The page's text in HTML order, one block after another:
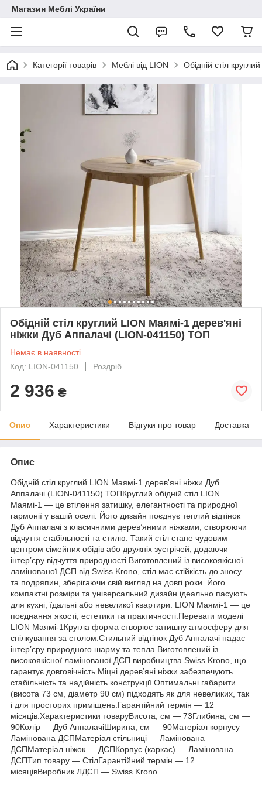
Магазин Меблі України
Категорії товарів Меблі від LION Обідній стіл
Обідній стіл круглий LION Маямі-1 дерев'яні
ніжки Дуб Аппалачі (LION-041150) ТОП
Немає в наявності
Код: LION-041150
Роздріб
2 936 ₴
Опис Характеристики Відгуки про товар Доставка
Опис
Обідній стіл круглий LION Маямі-1 дерев'яні ніжки Дуб
Аппалачі (LION-041150) ТОПКруглий обідній стіл LION
Маямі-1 — це втілення затишку, елегантності та природної
гармонії у вашій оселі. Його дизайн поєднує теплий відтінок
Дуб Аппалачі з класичними дерев’яними ніжками, створюючи
відчуття стабільності та стилю. Такий стіл стане чудовим
центром сімейних обідів або дружніх зустрічей, додаючи
інтер’єру відчуття природності.Виготовлений із високоякісної
ламінованої ДСП від Swiss Krono, стіл має стійкість до зносу
та подряпин, зберігаючи свій вигляд на довгі роки. Його
компактні розміри та універсальний дизайн ідеально пасують
для кухні, їдальні або невеликої квартири. LION Маямі-1 — це
поєднання якості, естетики та практичності.Переваги моделі
LION Маямі-1Кругла форма створює затишну атмосферу для
спілкування за столом.Стильний відтінок Дуб Аппалачі надає
інтер’єру природного шарму та тепла.Виготовлений із
високоякісної ламінованої ДСП виробництва Swiss Krono, що
гарантує довговічність.Міцні дерев’яні ніжки забезпечують
стабільність та надійність конструкції.Оптимальні габарити
(висота 73 см, діаметр 90 см) підходять як для невеликих, так
і для просторих приміщень.Гарантійний термін — 12
місяців.Характеристики товаруВисота, см — 73Глибина, см —
90Колір — Дуб АппалачіШирина, см — 90Матеріал корпусу —
Ламінована ДСПМатеріал стільниці — Ламінована
ДСПМатеріал ніжок — ДСПКорпус (каркас) — Ламінована
ДСПТип товару — СтілГарантійний термін — 12
місяцівВиробник ЛДСП — Swiss Krono